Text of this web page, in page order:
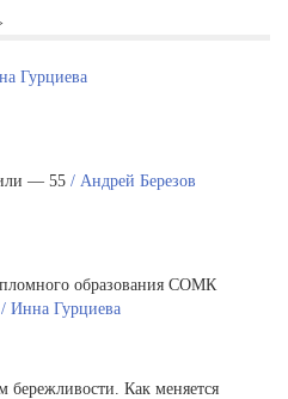
Гурциева
— 55 / Андрей Березов
образования СОМК
/ Инна Гурциева
бережливости. Как меняется